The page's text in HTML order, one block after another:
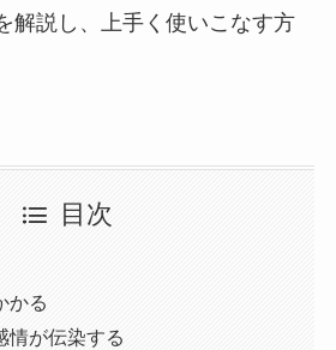
解説し、上手く使いこなす方
目次
かる
情が伝染する